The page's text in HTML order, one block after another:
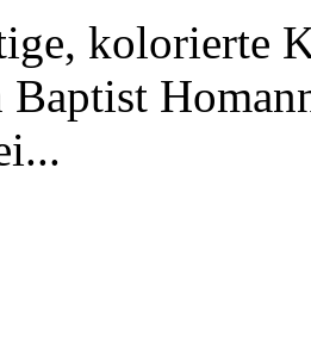
kolorierte
Baptist